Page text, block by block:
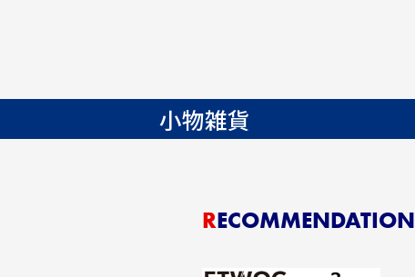
小物雑貨
RECOMMENDATION